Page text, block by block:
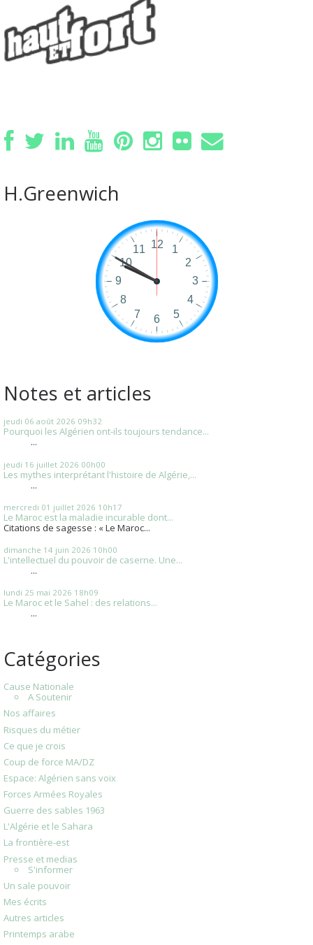
H.Greenwich
Notes et articles
jeudi 06 août 2026 09h32
Pourquoi les Algérien ont-ils toujours tendance...
...
jeudi 16 juillet 2026 00h00
Les mythes interprétant l'histoire de Algérie,...
...
mercredi 01 juillet 2026 10h17
Le Maroc est la maladie incurable dont...
Citations de sagesse : « Le Maroc...
dimanche 14 juin 2026 10h00
L'intellectuel du pouvoir de caserne. Une...
...
lundi 25 mai 2026 18h09
Le Maroc et le Sahel : des relations...
...
Catégories
Cause Nationale
A Soutenir
Nos affaires
Risques du métier
Ce que je crois
Coup de force MA/DZ
Espace: Algérien sans voix
Forces Armées Royales
Guerre des sables 1963
L'Algérie et le Sahara
La frontière-est
Presse et medias
S'informer
Un sale pouvoir
Mes écrits
Autres articles
Printemps arabe